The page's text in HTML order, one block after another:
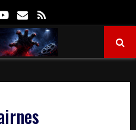
Youtube
Email